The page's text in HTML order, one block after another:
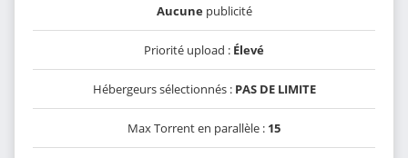
Aucunepublicité
Priorité upload : Élevé
Hébergeurs sélectionnés : PAS DE LIMITE
Max Torrent en parallèle : 15